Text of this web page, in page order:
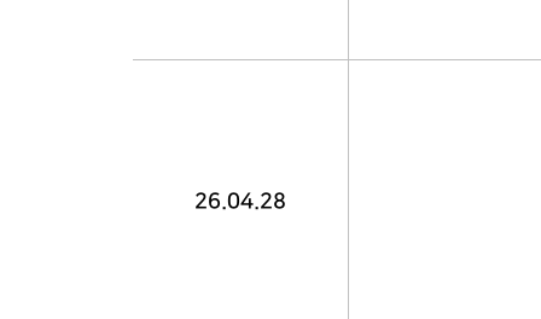
26.04.28